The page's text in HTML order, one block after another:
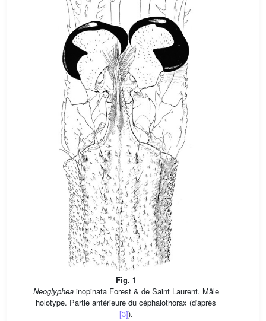
Fig. 1
Neoglypheainopinata Forest & de Saint Laurent. Mâle
holotype. Partie antérieure du céphalothorax (d'après
[3]).